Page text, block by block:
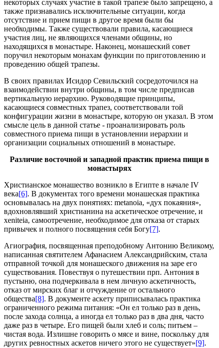
некоторых случаях участие в такой трапезе было запрещено, а
также признавались исключительные ситуации, когда
отсутствие и прием пищи в другое время были бы
необходимы. Также существовали правила, касающиеся
участия лиц, не являющихся членами общины, но
находящихся в монастыре. Наконец, монашеский совет
поручил некоторым монахам функции по приготовлению и
проведению общей трапезы.
В своих правилах Исидор Севильский сосредоточился на
взаимодействии внутри общины, в том числе предписав
вертикальную иерархию. Руководящие принципы,
касающиеся совместных трапез, соответствовали той
конфигурации жизни в монастыре, которую он указал. В этом
смысле цель в данной статье - проанализировать роль
совместного приема пищи в установлении иерархии и
организации социальных отношений в монастыре.
Различие восточной и западной практик приема пищи в
монастырях
Христианское монашество возникло в Египте в начале IV
века[6]. В документах того времени монашеская практика
основывалась на двух понятиях: metanoia, «дух покаяния»,
вдохновлявший христианина на аскетическое отречение, и
xeniteia, самоотречение, необходимое для отказа от старых
привычек и полного посвящения себя Богу[7].
Агиография, посвященная преподобному Антонию Великому,
написанная святителем Афанасием Александрийским, стала
отправной точкой для монашеского движения на заре его
существования. Повествуя о путешествии прп. Антония в
пустыню, она подчеркивала в нем личную аскетичность,
отказ от мирских благ и отчуждение от остального
общества[8]. В документе аскету приписывалась практика
ограниченного режима питания: «Он ел только раз в день,
после захода солнца, а иногда ел только раз в два дня, часто
даже раз в четыре. Его пищей были хлеб и соль; питьем –
чистая вода. Излишне говорить о мясе и вине, поскольку для
других ревностных аскетов ничего этого не существует»[9].